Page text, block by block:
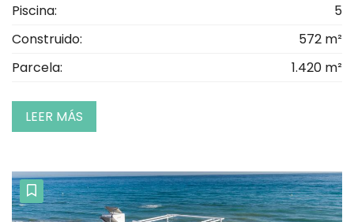
Piscina:
5
Construido:
572 m²
Parcela:
1.420 m²
LEER MÁS